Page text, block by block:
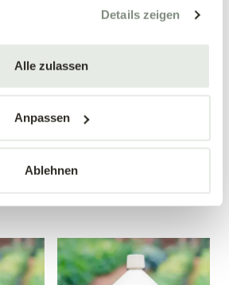
Details zeigen
Alle zulassen
Anpassen
Ablehnen
Regenerative
schwarz
Stärkung vor Schädlingen